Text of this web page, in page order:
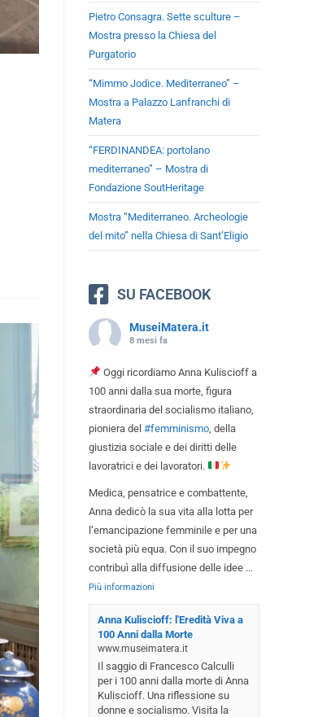
Pietro Consagra. Sette sculture –
Mostra presso la Chiesa del
Purgatorio
“Mimmo Jodice. Mediterraneo” –
Mostra a Palazzo Lanfranchi di
Matera
“FERDINANDEA: portolano
mediterraneo” – Mostra di
Fondazione SoutHeritage
Mostra “Mediterraneo. Archeologie
del mito” nella Chiesa di Sant’Eligio
SU FACEBOOK
MuseiMatera.it
8 mesi fa
Oggi ricordiamo Anna Kuliscioff a
100 anni dalla sua morte, figura
straordinaria del socialismo italiano,
pioniera del #femminismo , della
giustizia sociale e dei diritti delle
lavoratrici e dei lavoratori.
Medica, pensatrice e combattente,
Anna dedicò la sua vita alla lotta per
l’emancipazione femminile e per una
società più equa. Con il suo impegno
contribuì alla diffusione delle idee ...
Più informazioni
Anna Kuliscioff: l'Eredità Viva a
100 Anni dalla Morte
www.museimatera.it
Il saggio di Francesco Calculli
per i 100 anni dalla morte di Anna
Kuliscioff. Una riflessione su
donne e socialismo. Visita la